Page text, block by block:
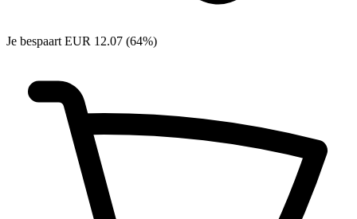
Je bespaart EUR 12.07 (64%)